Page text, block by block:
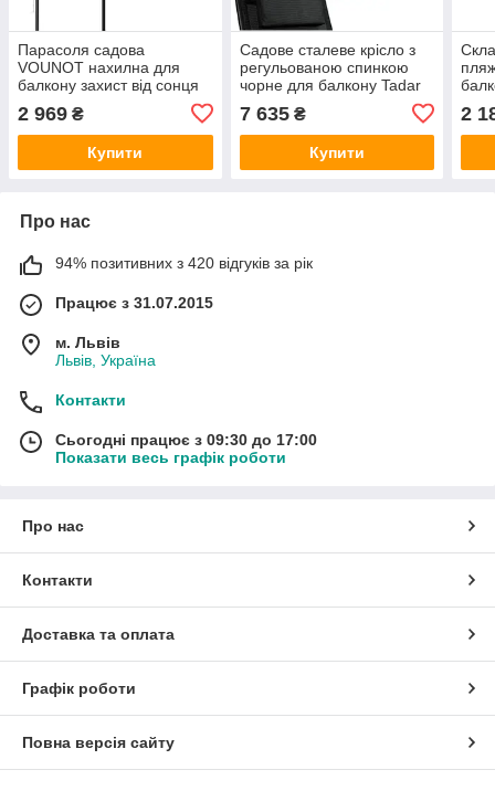
Парасоля садова
VOUNOT нахилна для
балкону захист від сонця
UV 50+ червона з чохлом
2 969 ₴
Купити
Садове сталеве крісло з
регульованою спинкою
чорне для балкону Tadar
7 635₴
Купити
2
Про нас
94% позитивних з 420 відгуків за рік
Працює з 31.07.2015
м. Львів
Львів, Україна
Контакти
Сьогодні працює з 09:30 до 17:00
Показати весь графік роботи
Про нас
Контакти
Доставка та оплата
Графік роботи
Повна версія сайту